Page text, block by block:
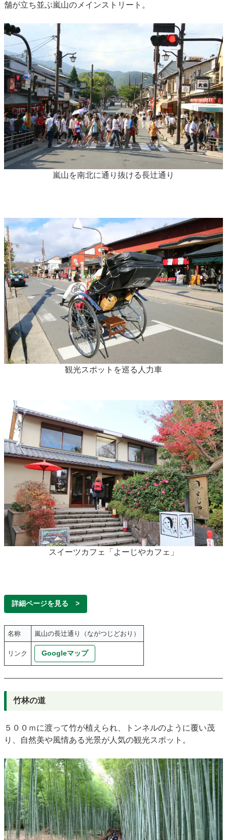
舗が立ち並ぶ嵐山のメインストリート。
嵐山を南北に通り抜ける長辻通り
観光スポットを巡る人力車
スイーツカフェ「よーじやカフェ」
詳細ページを見る >
名称 嵐山の長辻通り（ながつじどおり）
リンク Googleマップ
竹林の道
５００ｍに渡って竹が植えられ、トンネルのように覆い茂
り、自然美や風情ある光景が人気の観光スポット。